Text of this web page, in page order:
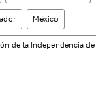
México
de la Independencia